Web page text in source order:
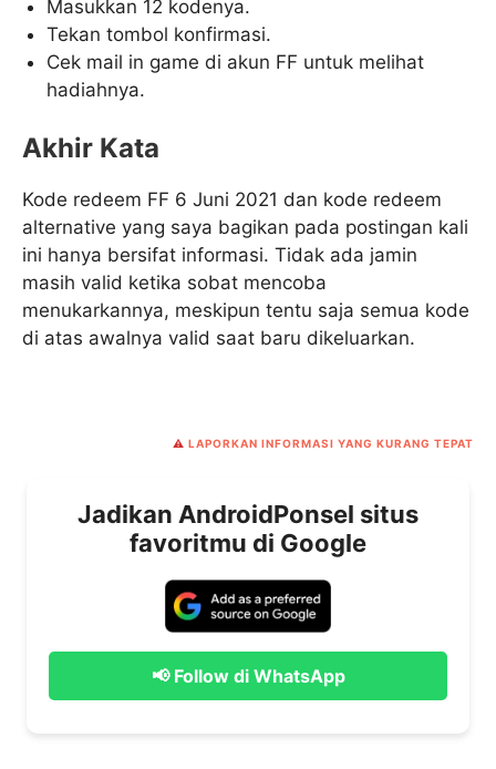
Masukkan 12 kodenya.
Tekan tombol konfirmasi.
Cek mail in game di akun FF untuk melihat
hadiahnya.
Akhir Kata
Kode redeem FF 6 Juni 2021 dan kode redeem
alternative yang saya bagikan pada postingan kali
ini hanya bersifat informasi. Tidak ada jamin
masih valid ketika sobat mencoba
menukarkannya, meskipun tentu saja semua kode
di atas awalnya valid saat baru dikeluarkan.
⚠️ LAPORKAN INFORMASI YANG KURANG TEPAT
Jadikan AndroidPonsel situs
favoritmu di Google
📢 Follow di WhatsApp